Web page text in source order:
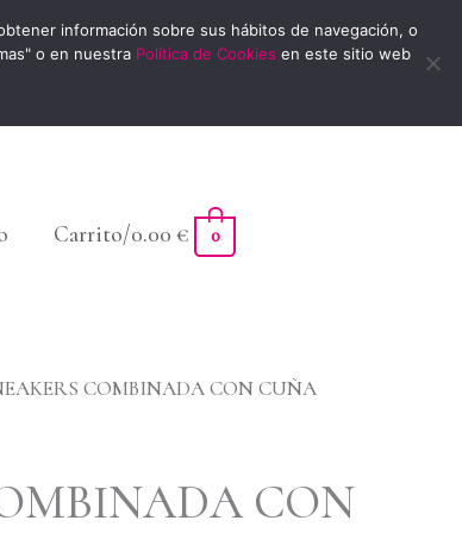
Carrito/0.00€ 0
COMBINADA CON CUÑA
CON
información sobre sus hábitos de navegación, o
o en nuestra Política de Cookies en este sitio web